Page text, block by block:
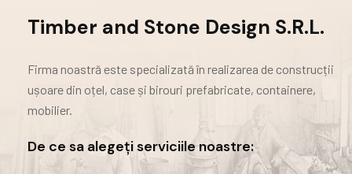
Timber and Stone Design S.R.L.
Firma noastră este specializată în realizarea de construcții
ușoare din oțel, case și birouri prefabricate, containere,
mobilier.
De ce sa alegeți serviciile noastre: